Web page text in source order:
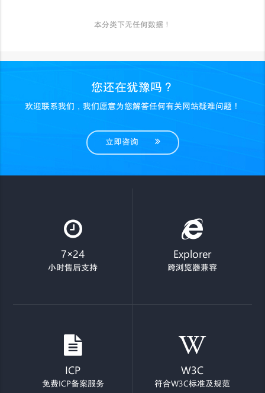
本分类下无任何数据！
您还在犹豫吗？
欢迎联系我们，我们愿意为您解答任何有关网站疑难问题！
立即咨询
7×24
小时售后支持
Explorer
跨浏览器兼容
ICP
免费ICP备案服务
W3C
符合W3C标准及规范